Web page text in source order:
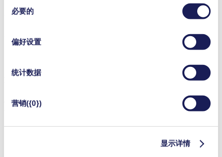
必要的
偏好设置
统计数据
营销({0})
显示详情
和真空泵采用了新的、技术先进的 DC-BI 电机，将以明显先
进的技术水平执行 3D 打印系统中的脱气、打印头清洁、吹扫
剂喷射工艺的重要组成部分。
您想了解更多有关KNF定制泵与服务的信息吗？敬请垂询，
我们会协助您与当地KNF的团队取得联系。